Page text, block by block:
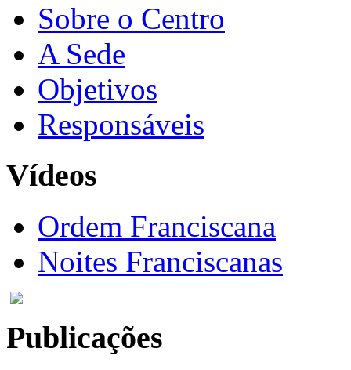
Sobre o Centro
A Sede
Objetivos
Responsáveis
Vídeos
Ordem Franciscana
Noites Franciscanas
Publicações